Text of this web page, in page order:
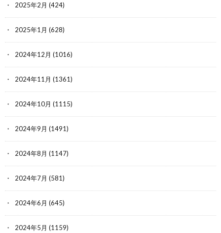
2025年2月 (424)
2025年1月 (628)
2024年12月 (1016)
2024年11月 (1361)
2024年10月 (1115)
2024年9月 (1491)
2024年8月 (1147)
2024年7月 (581)
2024年6月 (645)
2024年5月 (1159)